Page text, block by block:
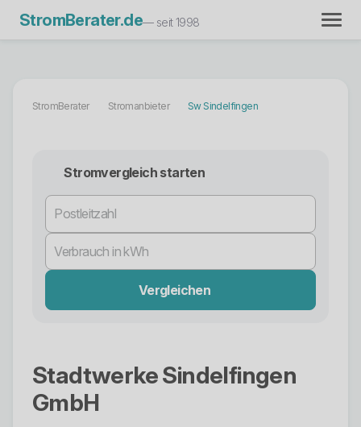
StromBerater.de— seit 1998
StromBerater Stromanbieter Sw Sindelfingen
Stromvergleich starten
Vergleichen
Stadtwerke Sindelfingen
GmbH